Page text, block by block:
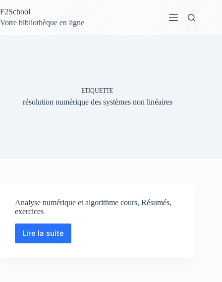
au
contenu
F2School
Votre bibliothèque en ligne
ÉTIQUETTE
résolution numérique des systèmes non linéaires
Analyse numérique et algorithme cours, Résumés,
exercices
Lire la suite
Analyse